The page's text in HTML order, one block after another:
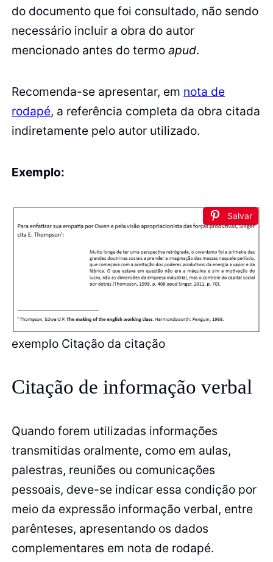
do documento que foi consultado, não sendo
necessário incluir a obra do autor
mencionado antes do termoapud.
Recomenda-se apresentar, em nota de
rodapé, a referência completa da obra citada
indiretamente pelo autor utilizado.
Exemplo:
Salvar
exemplo Citação da citação
Citação de informação verbal
Quando forem utilizadas informações
transmitidas oralmente, como em aulas,
palestras, reuniões ou comunicações
pessoais, deve-se indicar essa condição por
meio da expressão informação verbal, entre
parênteses, apresentando os dados
complementares em nota de rodapé.